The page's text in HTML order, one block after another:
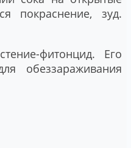
покраснение, зуд.
фитонцид. Его
обеззараживания